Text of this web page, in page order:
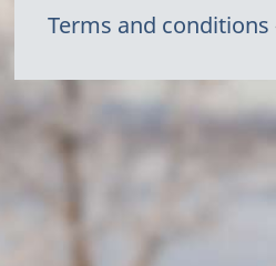
Terms and conditions